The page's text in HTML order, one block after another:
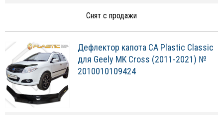
Снят с продажи
Дефлектор капота CA Plastic Classic
для Geely MK Cross (2011-2021) №
2010010109424